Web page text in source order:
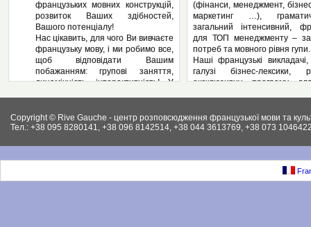
французьких мовних конструкцій,
розвиток Ваших здібностей,
Вашого потенціалу!
Нас цікавить, для чого Ви вивчаєте
французьку мову, і ми робимо все,
щоб відповідати Вашим
побажанням: групові заняття,
динамічність, інтерактивність! У
педагогічного процесу! І як
результат – вільне володіння
працюємо на результат, а не на
кількість пройдених сторінок у
Крім того, Рів Гош пропонує
(фінанси, менеджмент,
маркетинг …),
загальний інтенсивний,
для ТОП менеджменту –
потреб та мовного рівня гупи.
Наші французькі
галузі бізнес-лексики,
ексклюзивну програму
Вашому підприємстві:
контрактів, укладання
документації, ведення
конференцій, маркетинг,
як і елементи права
господарське та інших.).
Copyright © Rive Gauche - центр розповсюдження французької мови та
Тел.: +38 095 8280141, +38 096 8142514, +38 044 3613769, +38 073